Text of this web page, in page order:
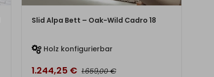
ZUM PRODUKT
Slid Alpa Bett – Oak-Wild Cadro 18
Holz konfigurierbar
1.244,25 € 1.659,00€